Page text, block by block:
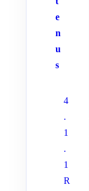
e
n
u
s
4
.
1
.
1
R